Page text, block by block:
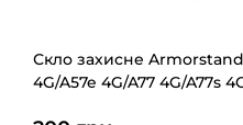
Скло захисне
4G/A57e 4G/A77 4G/A77s